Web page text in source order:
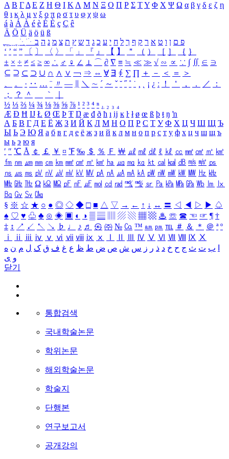
Α Β ΓΔ Ε Ζ Η Θ Ι ΚΛ Μ Ν Ξ Ο Π Ρ Σ ΤΥ Φ Χ Ψ Ω α β γ δ ε ζ η
θ ι κ λ μ ν ξ ο π ρ σ τ υ φ χ ψ ω
á à Á À é è É È ç Ç ê
Ä Ö Ü ä ö ü ß
ִֶֹ ֻּ ׁׂ פ ם ן ו ט א ר ק ף ך ל ח י ע כ ג ד ש ץ ת צ מ נ ה ב
‘ ’ “ ” 〔 〕 〈 〉 「 」 『 』 【 】 ＂ （ ） ［ ］ ｛ ｝
± × ÷ ≠ ≤ ≥ ∞ ∴ ♂ ♀ ∠ ⊥ ⌒ ∂ ∇ ≡ ≒ ≪ ≫ √ ∽ ∝ ∵ ∫ ∬ ∈ ∋
⊆ ⊇ ⊂ ⊃ ∪ ∩ ∧ ∨ ￢ ⇒ ⇔ ∀ ∃ ∮ ∑ ∏ ＋ － ＜ ＝
＞
、
。 · ‥ … ¨ 〃 ― ＼ ∼ ´ ～ ˇ ˘ ˝ ˚ ˙ ¸ ¡ ¿ ː ！ ＇ ， ． ／
：
；
？ ＾ ｀
½ ⅓ ⅔ ¼ ¾ ⅛ ⅜ ⅝ ⅞ ¹ ² ³ ⁴ ⁿ ₁ ₂ ₃ ₄
Æ Ð Ħ Ĳ Ł Ø Œ Þ Ŧ Ŋ æ đ ð ħ ı ĳ ĸ ŀ ł ø œ ß þ ŧ ŋ ŉ
А Б В Г Д Е Ё Ж З И Й К Л М Н О П Р С Т У Ф Х Ц Ч Ш Щ Ъ
Ы Ь Э Ю Я а б в г д е ё ж з и й к л м н о п р с т у ф х ц ч ш щ ъ
ы ь э ю я
′ ″ ℃ Å ￠ ￡ ￥ ¤ ℉ ‰ ＄ ％ Ｆ ￦ ㎕ ㎖ ㎗ ℓ ㎘ ㏄ ㎣ ㎤ ㎥ ㎦
㎙ ㎚ ㎛ ㎜ ㎝ ㎞ ㎟ ㎠ ㎡ ㎢ ㏊ ㎍ ㎎ ㎏ ㏏ ㎈ ㎉ ㏈ ㎧ ㎨ ㎰
㎱ ㎲ ㎳ ㎴ ㎵ ㎶ ㎷ ㎸ ㎹ ㎀ ㎁ ㎂ ㎃ ㎄ ㎺ ㎻ ㎽ ㎾ ㎿ ㎐ ㎑
㎒ ㎓ ㎔ Ω ㏀ ㏁ ㎊ ㎋ ㎌ ㏖ ㏅ ㎭ ㎮ ㎯ ㏛ ㎩ ㎪ ㎫ ㎬ ㏝ ㏐
㏓
㏃ ㏉ ㏜ ㏆
§ ※ ☆ ★ ○ ● ◎ ◇ ◆ □ ■ △ ▽ → ← ↑ ↓ ↔ 〓 ◁ ◀ ▷ ▶ ♤
♠ ♡ ♥ ♧ ♣ ⊙ ◈ ▣ ◐ ◑ ▒ ▤ ▨ ▧ ▦ ▩ ♨ ☏ ☎ ☜ ☞ ¶ †
‡ ↕ ↗ ↙ ↖ ↘ ♭ ♩ ♪ ♬ ㉿ ㈜ № ㏇ ™ ㏂ ㏘ ℡ ＃ ＆ ＊ ＠ ª º
ⅰ
ⅱ ⅲ ⅳ ⅴ ⅵ ⅶ ⅷ ⅸ ⅹ Ⅳ Ⅴ Ⅵ Ⅶ Ⅷ Ⅸ Ⅹ
ب ت ث ج ح خ د ذ ر ز س ش ص ض ط ظ ع غ ف ق ک ل م ن ه
و ی
닫기
통합검색
국내학술논문
학위논문
해외학술논문
학술지
단행본
연구보고서
공개강의